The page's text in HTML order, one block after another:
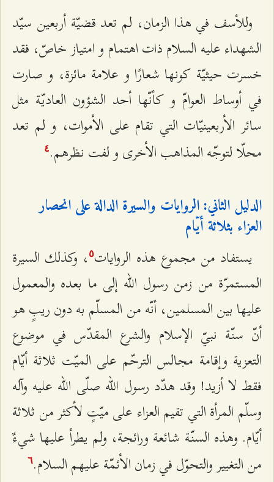
وللأسف في هذا الزمان، لم تعد قضيّة أربعين سيّد
الشهداء عليه السلام ذات اهتمام و امتياز خاصّ، فقد
خسرت حيثيّة كونها شعارًا و علامة مائزة، و صارت
في أوساط العوامّ و كأنّها أحد الشؤون العاديّة مثل
سائر الأربعينيّات التي تقام على الأموات، و لم تعد
محلّا لتوجّه المذاهب الأخرى و لفت نظرهم. ٤
الدليل الثاني: الروايات والسيرة الدالة على انحصار
العزاء بثلاثة أيّام
يستفاد من مجموع هذه الروايات٥ ، وكذلك السيرة
المستمرّة من زمن رسول الله إلى ما بعده والمعمول
عليها بين المسلمين، أنّه من المسلّم به دون ريبٍ هو
أنّ سنّة نبيّ الإسلام والشرع المقدّس في موضوع
التعزية وإقامة مجالس الترحّم على الميّت ثلاثة أيّام
فقط لا أزيد! وقد هدّد رسول الله صلّى الله عليه وآله
وسلّم المرأة التي تقيم العزاء على ميّتٍ لأكثر من ثلاثة
أيّام. وهذه السنّة شائعة ورائجة، ولم يطرأ عليها شي‌ءٌ
من التغيير والتحوّل في زمان الأئمّة عليهم السلام.٦